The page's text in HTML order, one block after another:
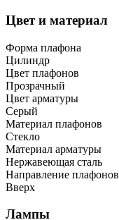
Цвет и материал
Форма плафона
Цилиндр
Цвет плафонов
Прозрачный
Цвет арматуры
Серый
Материал плафонов
Стекло
Материал арматуры
Нержавеющая сталь
Направление плафонов
Вверх
Лампы